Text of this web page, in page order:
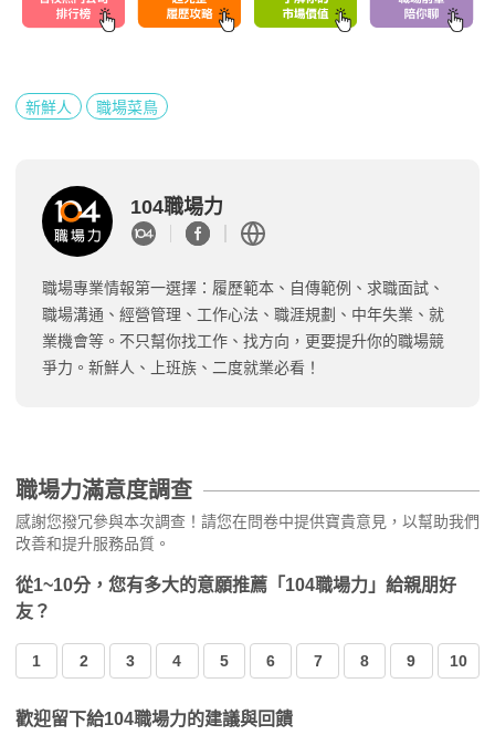
新鮮人 職場菜鳥
104職場力
職場專業情報第一選擇：履歷範本、自傳範例、求職面試、
職場溝通、經營管理、工作心法、職涯規劃、中年失業、就
業機會等。不只幫你找工作、找方向，更要提升你的職場競
爭力。新鮮人、上班族、二度就業必看！
職場力滿意度調查
感謝您撥冗參與本次調查！請您在問卷中提供寶貴意見，以幫助我們
改善和提升服務品質。
從1~10分，您有多大的意願推薦「104職場力」給親朋好
友？
1 2 3 4 5 6 7 8 9 10
歡迎留下給104職場力的建議與回饋